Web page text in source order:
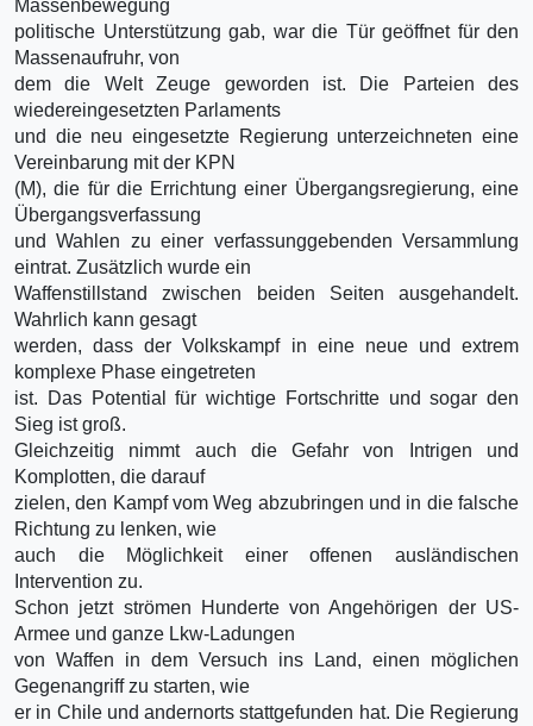
Massenbewegung
politische Unterstützung gab, war die Tür geöffnet für den
Massenaufruhr, von
dem die Welt Zeuge geworden ist. Die Parteien des
wiedereingesetzten Parlaments
und die neu eingesetzte Regierung unterzeichneten eine
Vereinbarung mit der KPN
(M), die für die Errichtung einer Übergangsregierung, eine
Übergangsverfassung
und Wahlen zu einer verfassunggebenden Versammlung
eintrat. Zusätzlich wurde ein
Waffenstillstand zwischen beiden Seiten ausgehandelt.
Wahrlich kann gesagt
werden, dass der Volkskampf in eine neue und extrem
komplexe Phase eingetreten
ist. Das Potential für wichtige Fortschritte und sogar den
Sieg ist groß.
Gleichzeitig nimmt auch die Gefahr von Intrigen und
Komplotten, die darauf
zielen, den Kampf vom Weg abzubringen und in die falsche
Richtung zu lenken, wie
auch die Möglichkeit einer offenen ausländischen
Intervention zu.
Schon jetzt strömen Hunderte von Angehörigen der US-
Armee und ganze Lkw-Ladungen
von Waffen in dem Versuch ins Land, einen möglichen
Gegenangriff zu starten, wie
er in Chile und andernorts stattgefunden hat. Die Regierung